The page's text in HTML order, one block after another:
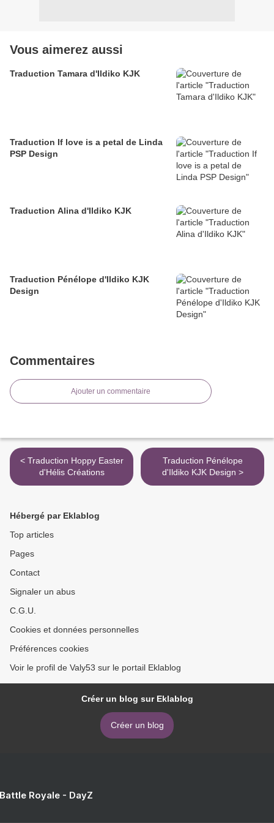
Vous aimerez aussi
Traduction Tamara d'Ildiko KJK
Traduction If love is a petal de Linda
PSP Design
Traduction Alina d'Ildiko KJK
Traduction Pénélope d'Ildiko KJK
Design
Commentaires
Ajouter un commentaire
< Traduction Hoppy Easter
d'Hélis Créations
Traduction Pénélope
d'Ildiko KJK Design >
Hébergé par Eklablog
Top articles
Pages
Contact
Signaler un abus
C.G.U.
Cookies et données personnelles
Préférences cookies
Voir le profil de Valy53 sur le portail Eklablog
Créer un blog sur Eklablog
Créer un blog
Royale - DayZ